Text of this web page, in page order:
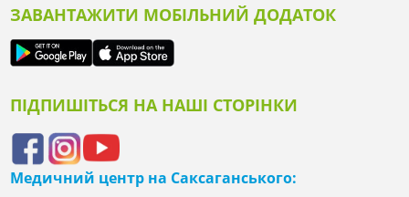
ЗАВАНТАЖИТИ МОБІЛЬНИЙ ДОДАТОК
ПІДПИШІТЬСЯ НА НАШІ СТОРІНКИ
Медичний центр на Саксаганського: